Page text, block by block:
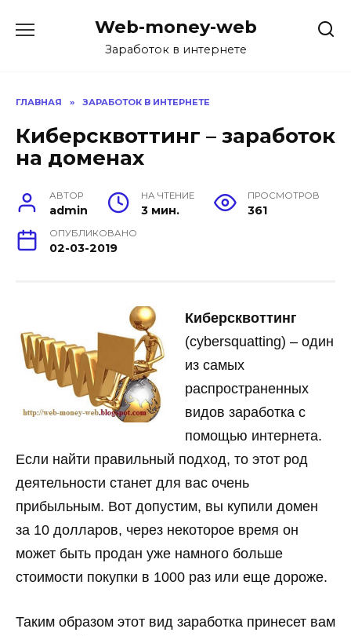
Web-money-web
Заработок в интернете
ГЛАВНАЯ » ЗАРАБОТОК В ИНТЕРНЕТЕ
Киберсквоттинг – заработок
на доменах
АВТОР
admin
НА ЧТЕНИЕ
3 мин.
ПРОСМОТРОВ
361
ОПУБЛИКОВАНО
02-03-2019
Киберсквоттинг
(cybersquatting) – один
из самых
распространенных
видов заработка с
помощью интернета.
Если найти правильный подход, то этот род
деятельности станет для вас очень
прибыльным. Вот допустим, вы купили домен
за 10 долларов, через некоторое время он
может быть продан уже намного больше
стоимости покупки в 1000 раз или еще дороже.
Таким образом этот вид заработка принесет вам